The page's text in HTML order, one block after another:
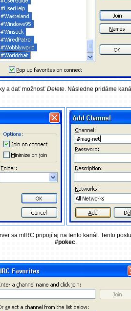
a dať možnosť Delete. Následne pridáme
sa mIRC pripojí aj na tento kanál. Tento
#pokec.